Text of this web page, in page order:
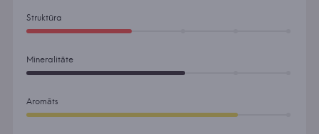
Struktūra
Mineralitāte
Aromāts